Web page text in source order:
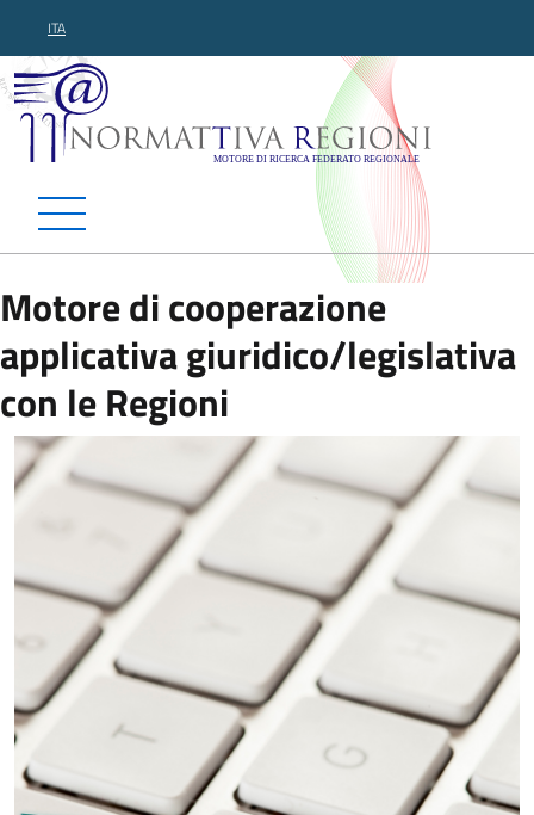
ITA
Normattiva Regioni -
Motore di cooperazione
applicativa giuridico/legislativa
con le Regioni